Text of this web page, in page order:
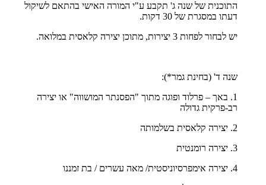
התוכנית של שנה ג' תקבע ע"י המורה האישי בהתאם לשיקול
דעתו במסגרת של 30 דקות.
יש לבחור לפחות 3 יצירות, מתוכן יצירה קלאסית במלואה.
שנה ד' (בחינת גמר*):
1. באך – פרלוד ופוגה מתוך "הפסנתר המושווה" או יצירה
רב-פרקית גדולה
2. יצירה קלאסית בשלמותה
3. יצירה רומנטית
4. יצירה אימפרסיוניסטית/ מאה עשרים / בת זמננו